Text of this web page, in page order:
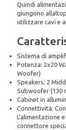
Quindi
giungono
utilizzare cavi e
Sistema di
Potenza: 2x20
Woofer)
Speakers: 2
Subwoofer (130
Cabinet in
Connettività:
L'alimentazione
connettore